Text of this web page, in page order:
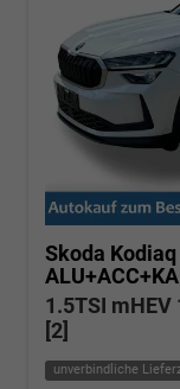
Skoda Kodiaq
1.5TSI mHEV
[2]
unverbindliche